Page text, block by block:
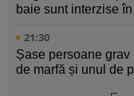
baie sunt interzise
21:30
Șase persoane
de marfă și unul de